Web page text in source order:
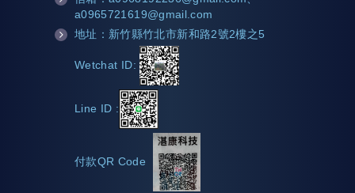
ail
a0965721619@gmail.com
地址：新竹縣竹北市新和路2號2樓之5
Wetchat ID:
Line ID :
付款QR Code